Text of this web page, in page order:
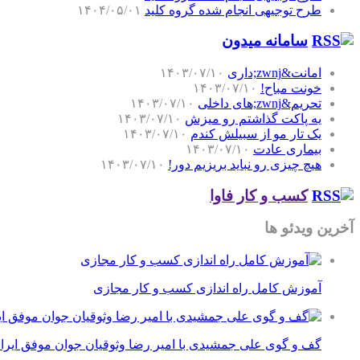
طرح توجیهی انجام شده گروه کلید ۱۴۰۴/۰۵/۰۱
سامانه میدون
امانت&zwnj;داری
۱۴۰۳/۰۷/۱۰
خونت مباح! ۱۴۰۳/۰۷/۱۰
تحریم&zwnj;های داخلی
۱۴۰۳/۰۷/۱۰
یه پاکت گذاشتم رو میزش ۱۴۰۳/۰۷/۱۰
یک تار مو از سبیلش کندم ۱۴۰۳/۰۷/۱۰
بیماری عادت ۱۴۰۳/۰۷/۱۰
هیچ چیزی رو نباید بریزیم دور! ۱۴۰۳/۰۷/۱۰
کسب و کار فاوا
آخرین ویدئو ها
آموزش کامل راه اندازی کسب و کار مجازی
گف و گوی علی جمشیدی با امیر رضا وثوقیان جوان موفق